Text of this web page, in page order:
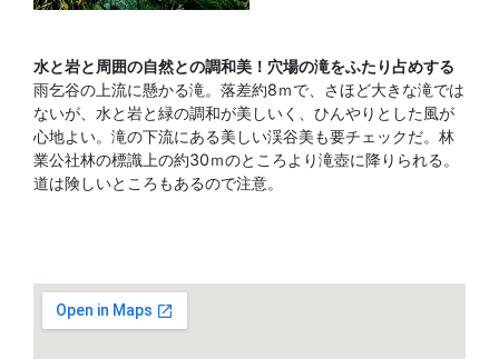
水と岩と周囲の自然との調和美！穴場の滝をふたり占めする
雨乞谷の上流に懸かる滝。落差約8ｍで、さほど大きな滝では
ないが、水と岩と緑の調和が美しいく、ひんやりとした風が
心地よい。滝の下流にある美しい渓谷美も要チェックだ。林
業公社林の標識上の約30ｍのところより滝壺に降りられる。
道は険しいところもあるので注意。